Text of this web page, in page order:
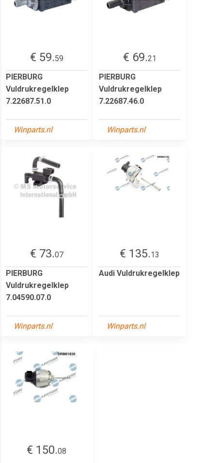
€ 59.59
PIERBURG
Vuldrukregelklep
7.22687.51.0
Winparts.nl
€ 69.21
PIERBURG
Vuldrukregelklep
7.22687.46.0
Winparts.nl
€ 73.07
PIERBURG
Vuldrukregelklep
7.04590.07.0
Winparts.nl
€ 135.13
Audi Vuldrukregelklep
Winparts.nl
€ 150.08